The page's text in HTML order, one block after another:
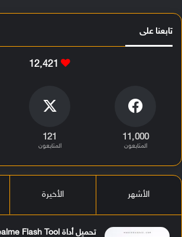
تابعنا على
12٬421
11٬000
المتابعون
121
المتابعون
الأشهر الأخيرة